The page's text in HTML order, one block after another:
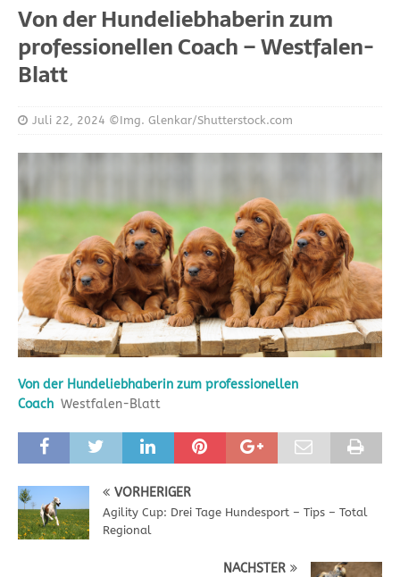
Von der Hundeliebhaberin zum
professionellen Coach – Westfalen-
Blatt
Juli 22, 2024 ©Img. Glenkar/Shutterstock.com
Von der Hundeliebhaberin zum professionellen
Coach Westfalen-Blatt
VORHERIGER
Agility Cup: Drei Tage Hundesport – Tips – Total
Regional
NÄCHSTER